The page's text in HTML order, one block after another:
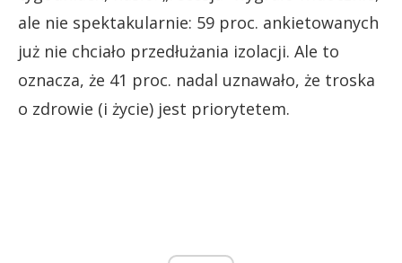
ale nie spektakularnie: 59 proc. ankietowanych
już nie chciało przedłużania izolacji. Ale to
oznacza, że 41 proc. nadal uznawało, że troska
o zdrowie (i życie) jest priorytetem.